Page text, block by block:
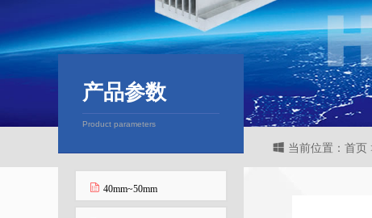
当前位置：首页
产品参数
Product parameters
40mm~50mm